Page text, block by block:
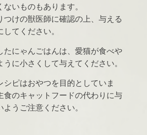
ないものもあります。
つけの獣医師に確認の上、与える
してください。
たにゃんごはんは、愛猫が食べや
うに小さくして与えてください。
シピはおやつを目的としていま
食のキャットフードの代わりに与
ようご注意ください。